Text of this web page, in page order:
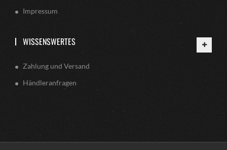
Impressum
WISSENSWERTES
Zahlung und Versand
Händleranfragen